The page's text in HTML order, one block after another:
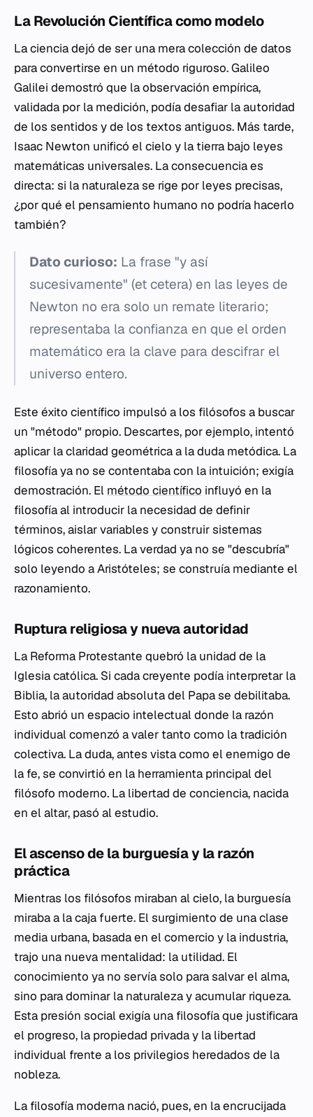
La Revolución Científica como modelo
La ciencia dejó de ser una mera colección de datos
para convertirse en un método riguroso. Galileo
Galilei demostró que la observación empírica,
validada por la medición, podía desafiar la autoridad
de los sentidos y de los textos antiguos. Más tarde,
Isaac Newton unificó el cielo y la tierra bajo leyes
matemáticas universales. La consecuencia es
directa: si la naturaleza se rige por leyes precisas,
¿por qué el pensamiento humano no podría hacerlo
también?
Dato curioso: La frase "y así
sucesivamente" (et cetera) en las leyes de
Newton no era solo un remate literario;
representaba la confianza en que el orden
matemático era la clave para descifrar el
universo entero.
Este éxito científico impulsó a los filósofos a buscar
un "método" propio. Descartes, por ejemplo, intentó
aplicar la claridad geométrica a la duda metódica. La
filosofía ya no se contentaba con la intuición; exigía
demostración. El método científico influyó en la
filosofía al introducir la necesidad de definir
términos, aislar variables y construir sistemas
lógicos coherentes. La verdad ya no se "descubría"
solo leyendo a Aristóteles; se construía mediante el
razonamiento.
Ruptura religiosa y nueva autoridad
La Reforma Protestante quebró la unidad de la
Iglesia católica. Si cada creyente podía interpretar la
Biblia, la autoridad absoluta del Papa se debilitaba.
Esto abrió un espacio intelectual donde la razón
individual comenzó a valer tanto como la tradición
colectiva. La duda, antes vista como el enemigo de
la fe, se convirtió en la herramienta principal del
filósofo moderno. La libertad de conciencia, nacida
en el altar, pasó al estudio.
El ascenso de la burguesía y la razón
práctica
Mientras los filósofos miraban al cielo, la burguesía
miraba a la caja fuerte. El surgimiento de una clase
media urbana, basada en el comercio y la industria,
trajo una nueva mentalidad: la utilidad. El
conocimiento ya no servía solo para salvar el alma,
sino para dominar la naturaleza y acumular riqueza.
Esta presión social exigía una filosofía que justificara
el progreso, la propiedad privada y la libertad
individual frente a los privilegios heredados de la
nobleza.
La filosofía moderna nació, pues, en la encrucijada